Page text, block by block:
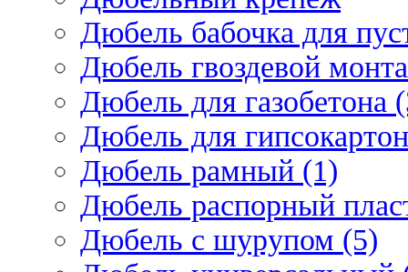
Дюбель бабочка для
Дюбель гвоздевой
Дюбель для газобетона
Дюбель для
Дюбель рамный (1)
Дюбель распорный
Дюбель с шурупом (5)